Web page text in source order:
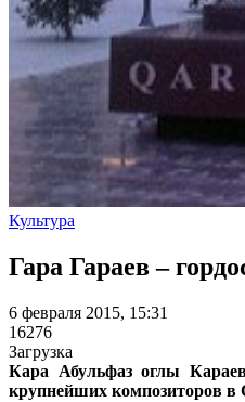
Культура
Гара Гараев –
6 февраля 2015, 15:31
16276
Загрузка
Кара Абульфаз оглы
крупнейших композиторов